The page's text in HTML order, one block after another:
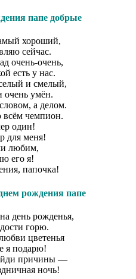
папе добрые
хороший,
сейчас.
очень-очень,
есть у нас.
и смелый,
очень умён.
а делом.
чемпион.
один!
для меня!
любим,
его я!
папочка!
рождения папе
день рожденья,
горю.
цветенья
я подарю!
причины —
ночь!